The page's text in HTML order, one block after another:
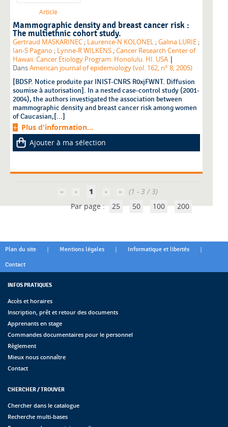
Article
Mammographic density and breast cancer risk :
The multiethnic cohort study.
Gertraud MASKARINEC ; Laurence-N KOLONEL ;Galina LURIE ;
Ian-S Pagano ; Lynne-R WILKENS ;Cancer Research Center of
Hawaii. Cancer Etiology Program. Honolulu. HI. USA |
DansAmerican journal of epidemiology (vol. 162, n° 8, 2005)
[BDSP. Notice produite par INIST-CNRS R0xjFWNT. Diffusion
soumise à autorisation]. In a nested case-control study (2001-
2004), the authors investigated the association between
mammographic density and breast cancer risk among women
of Caucasian,[...]
Plus d'information...
Ajouter à ma sélection
1
(1 - 3 / 3)
Par page : 25 50 100 200
Plan du site | Mentions légales | Informatique et libertés |
Contact
INFOS PRATIQUES
Accès et horaires
Inscription, prêt et retour des documents
Apprenants en stage
Commandes documentaires pour le personnel
Règlement
Mieux nous connaître
Contact
CHERCHER / TROUVER
Chercher dans le catalogue
Recherche multi-bases